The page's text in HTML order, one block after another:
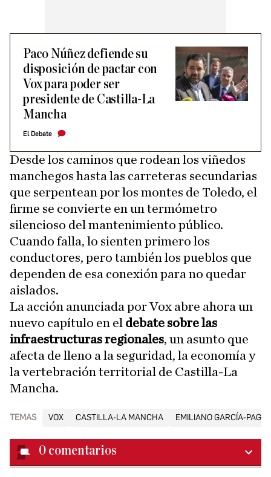
Paco Núñez defiende su
disposición de pactar con
Vox para poder ser
presidente de Castilla-La
Mancha
El Debate
Desde los caminos que rodean los viñedos
manchegos hasta las carreteras secundarias
que serpentean por los montes de Toledo, el
firme se convierte en un termómetro
silencioso del mantenimiento público.
Cuando falla, lo sienten primero los
conductores, pero también los pueblos que
dependen de esa conexión para no quedar
aislados.
La acción anunciada por Vox abre ahora un
nuevo capítulo en el debate sobre las
infraestructuras regionales, un asunto que
afecta de lleno a la seguridad, la economía y
la vertebración territorial de Castilla-La
Mancha.
TEMAS VOX CASTILLA-LA MANCHA EMILIANO GARCÍA-PAGE
0 comentarios